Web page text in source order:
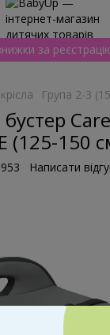
за
Група 2-3
бустер
(125-150
Написати